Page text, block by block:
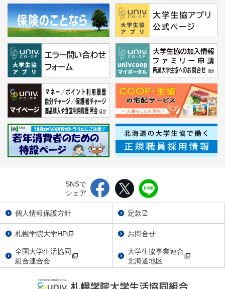
SNSで
シェア
個人情報保護方針
定款
札幌学院大学HP
お問合せ
全国大学生活協同
組合連合会
大学生協事業連合
北海道地区